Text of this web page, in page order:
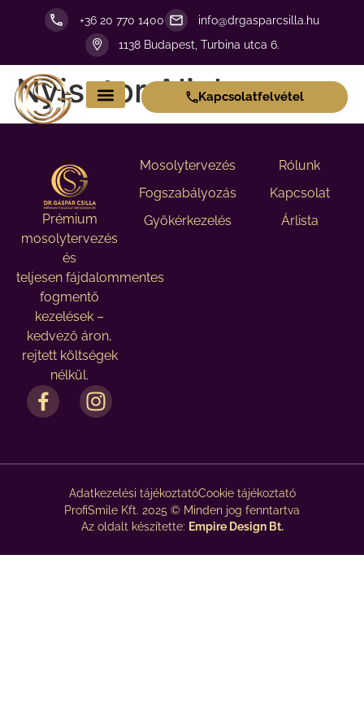
+36 20 770 1400
info@drgasparcsilla.hu
1138 Budapest, Turbina utca 6.
Kapcsolatfelvétel
Nyisztor Alinka
Prémium
mosolytervezés
és
teljesen fájdalommentes
fogmentő
kezelések –
kedvező áron,
rejtett költségek
nélkül.
Mosolytervezés
Fogszabályozás
Gyökérkezelés
Rólunk
Kapcsolat
Árlista
Az oldalt készítette: Empire Design Bt.
ProfiSmile Kft. 2025 © Minden jog fenntartva
Adatkezelési tájékoztatóCookie tájékoztató